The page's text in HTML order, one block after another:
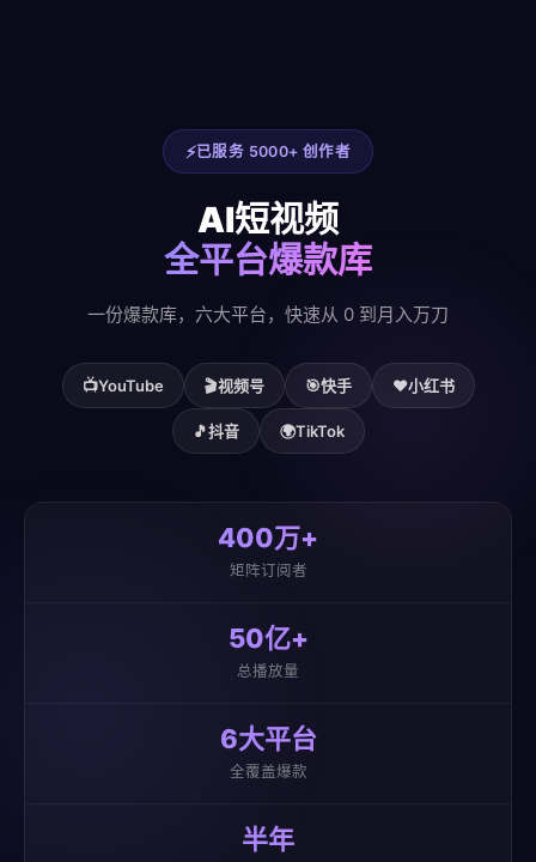
已服务 5000+ 创作者
AI短视频
全平台爆款库
一份爆款库，六大平台，快速从 0 到月入万刀
📺YouTube 🎬视频号 🎯快手 ❤️小红书
🎵抖音 🌍TikTok
400万+
矩阵订阅者
50亿+
总播放量
6大平台
全覆盖爆款
半年